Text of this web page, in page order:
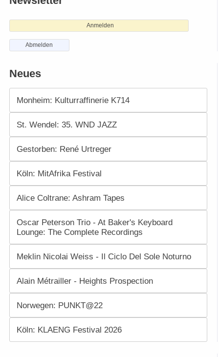
Anmelden
Abmelden
Neues
Monheim: Kulturraffinerie K714
St. Wendel: 35. WND JAZZ
Gestorben: René Urtreger
Köln: MitAfrika Festival
Alice Coltrane: Ashram Tapes
Oscar Peterson Trio - At Baker's Keyboard
Lounge: The Complete Recordings
Meklin Nicolai Weiss - Il Ciclo Del Sole Noturno
Alain Métrailler - Heights Prospection
Norwegen: PUNKT@22
Köln: KLAENG Festival 2026